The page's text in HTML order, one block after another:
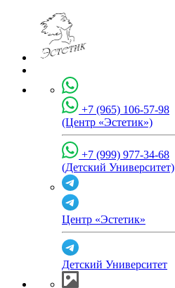
+7 (965) 106-57-98
(Центр «Эстетик»)
+7 (999) 977-34-68
(Детский Университет)
Центр «Эстетик»
Детский Университет